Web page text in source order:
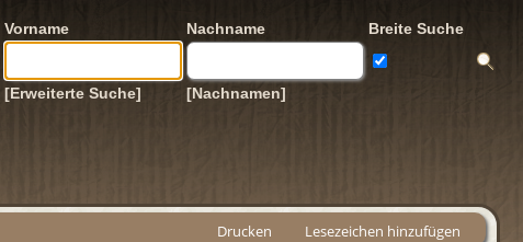
Vorname Nachname Breite Suche
[Erweiterte Suche] [Nachnamen]
Drucken Lesezeichen hinzufügen